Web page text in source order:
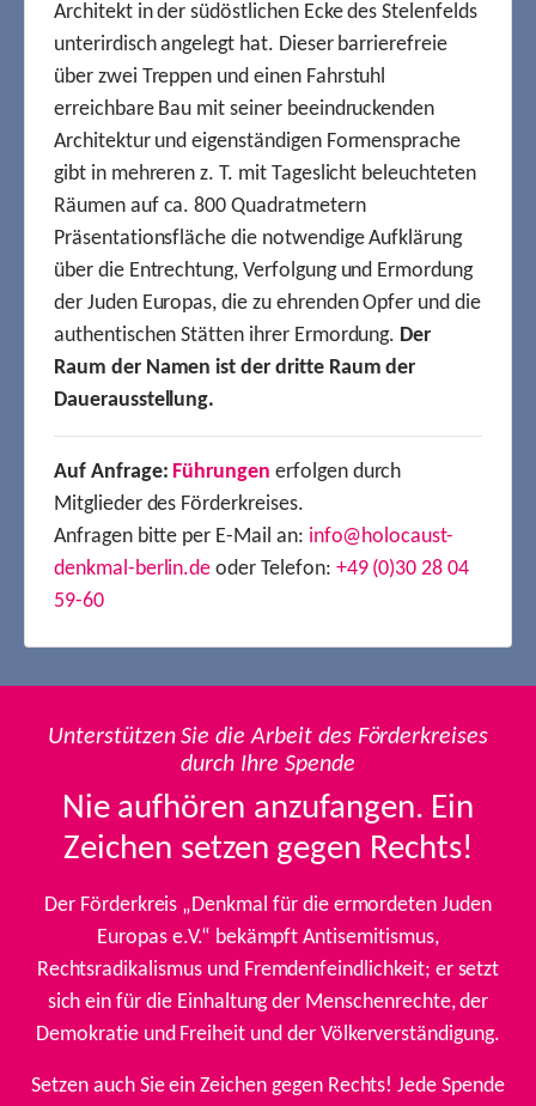
Architekt in der südöstlichen Ecke des Stelenfelds
unterirdisch angelegt hat. Dieser barrierefreie
über zwei Treppen und einen Fahrstuhl
erreichbare Bau mit seiner beeindruckenden
Architektur und eigenständigen Formensprache
gibt in mehreren z. T. mit Tageslicht beleuchteten
Räumen auf ca. 800 Quadratmetern
Präsentationsfläche die notwendige Aufklärung
über die Entrechtung, Verfolgung und Ermordung
der Juden Europas, die zu ehrenden Opfer und die
authentischen Stätten ihrer Ermordung. Der
Raum der Namen ist der dritte Raum der
Dauerausstellung.
Auf Anfrage: Führungen erfolgen durch
Mitglieder des Förderkreises.
Anfragen bitte per E-Mail an: info@holocaust-
denkmal-berlin.de oder Telefon: +49 (0)30 28 04
59-60
Unterstützen Sie die Arbeit des Förderkreises
durch Ihre Spende
Nie aufhören anzufangen. Ein
Zeichen setzen gegen Rechts!
Der Förderkreis „Denkmal für die ermordeten Juden
Europas e.V.“ bekämpft Antisemitismus,
Rechtsradikalismus und Fremdenfeindlichkeit; er setzt
sich ein für die Einhaltung der Menschenrechte, der
Demokratie und Freiheit und der Völkerverständigung.
Setzen auch Sie ein Zeichen gegen Rechts! Jede Spende